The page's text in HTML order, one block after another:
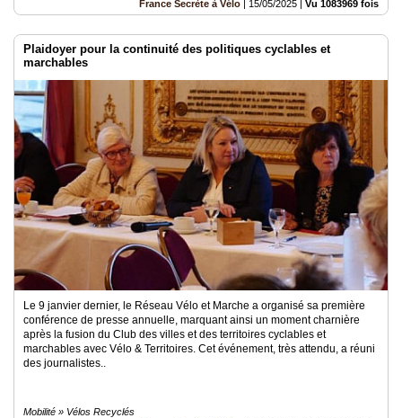
France Secrète à Vélo | 15/05/2025 | Vu 1083969 fois
Plaidoyer pour la continuité des politiques cyclables et
marchables
Le 9 janvier dernier, le Réseau Vélo et Marche a organisé sa première
conférence de presse annuelle, marquant ainsi un moment charnière
après la fusion du Club des villes et des territoires cyclables et
marchables avec Vélo & Territoires. Cet événement, très attendu, a réuni
des journalistes..
Mobilité » Vélos Recyclés